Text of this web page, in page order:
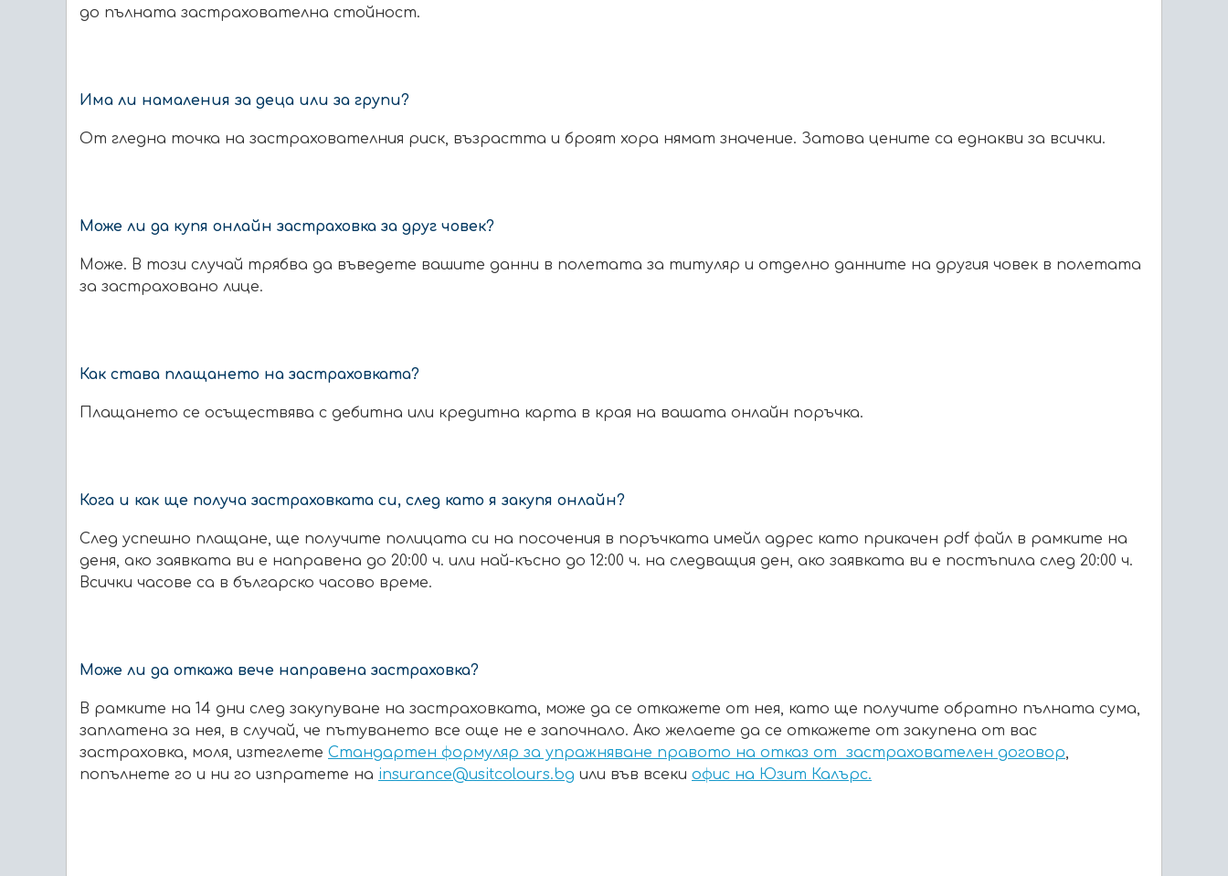
до пълната застрахователна стойност.
Има ли намаления за деца или за групи?
От гледна точка на застрахователния риск, възрастта и броят хора нямат значение. Затова цените са еднакви за всички.
Може ли да купя онлайн застраховка за друг човек?
Може. В този случай трябва да въведете вашите данни в полетата за титуляр и отделно данните на другия човек в полетата
за застраховано лице.
Как става плащането на застраховката?
Плащането се осъществява с дебитна или кредитна карта в края на вашата онлайн поръчка.
Кога и как ще получа застраховката си, след като я закупя онлайн?
След успешно плащане, ще получите полицата си на посочения в поръчката имейл адрес като прикачен pdf файл в рамките на
деня, ако заявката ви е направена до 20:00 ч. или най-късно до 12:00 ч. на следващия ден, ако заявката ви е постъпила след 20:00 ч.
Всички часове са в българско часово време.
Може ли да откажа вече направена застраховка?
В рамките на 14 дни след закупуване на застраховката, може да се откажете от нея, като ще получите обратно пълната сума,
заплатена за нея, в случай, че пътуването все още не е започнало. Ако желаете да се откажете от закупена от вас
застраховка, моля, изтеглете Стандартен формуляр за упражняване правото на отказ от застрахователен договор
попълнете го и ни го изпратете на insurance@usitcolours.bg или във всеки офис на Юзит Калърс.